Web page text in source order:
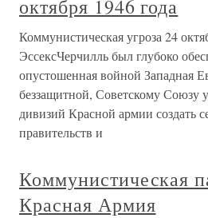
октября 1946 года
Коммунистическая угроза 24
ЭссексЧерчилль был глубоко
опустошенная войной Западная
беззащитной, Советскому Союзу
дивизий Красной армии создать
правительств и
Коммунистическая
Красная Армия